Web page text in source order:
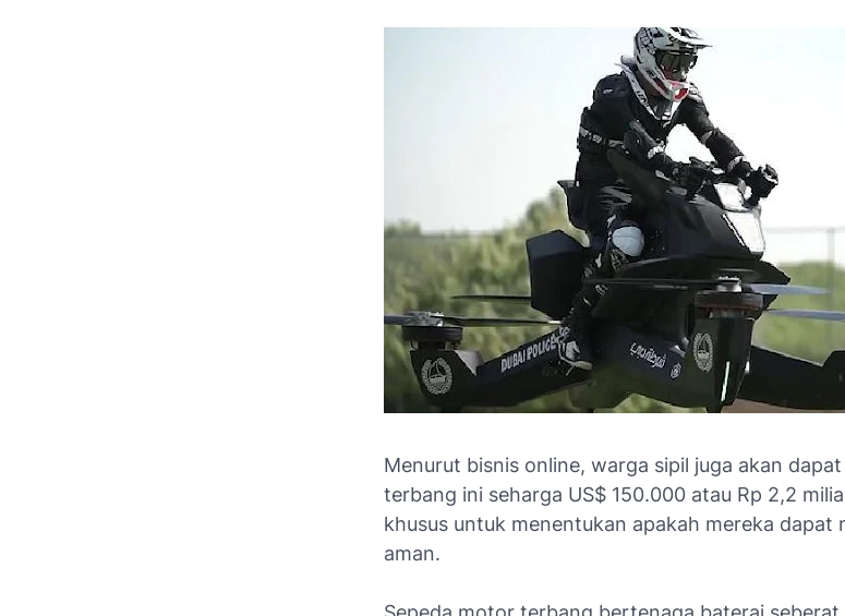
Menurut bisnis online, warga sipil juga akan
terbang ini seharga US$ 150.000 atau Rp 2,2
khusus untuk menentukan apakah mereka dapat
aman.